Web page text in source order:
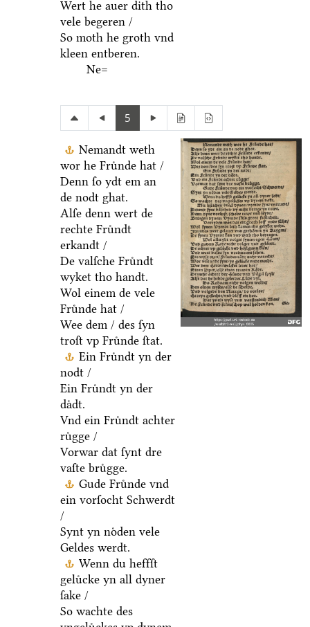
Wert he auer dith tho
vele begeren /
So moth he groth vnd
kleen entberen.
Ne=
5
Nemandt weth
wor he Fruͤnde hat /
Denn ſo ydt em an
de nodt ghat.
Alſe denn wert de
rechte Fruͤndt
erkandt /
De valſche Fruͤndt
wyket tho handt.
Wol einem de vele
Fruͤnde hat /
Wee dem / des ſyn
troſt vp Fruͤnde ſtat.
Ein Fruͤndt yn der
nodt /
Ein Fruͤndt yn der
daͤdt.
Vnd ein Fruͤndt achter
ruͤgge /
Vorwar dat ſynt dre
vaſte bruͤgge.
Gude Fruͤnde vnd
ein vorſocht Schwerdt
/
Synt yn noͤden vele
Geldes werdt.
Wenn du heffſt
geluͤcke yn all dyner
ſake /
So wachte des